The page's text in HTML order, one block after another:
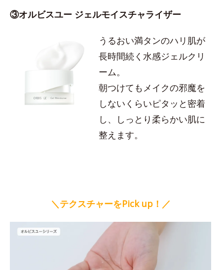
③オルビスユー ジェルモイスチャライザー
うるおい満タンのハリ肌が
長時間続く水感ジェルクリ
ーム。
朝つけてもメイクの邪魔を
しないくらいピタッと密着
し、しっとり柔らかい肌に
整えます。
＼テクスチャーをPick up！／